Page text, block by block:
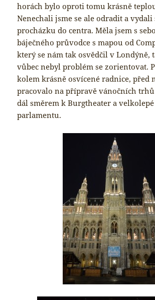
horách bylo oproti tomu krásně
Nenechali jsme se ale odradit a
procházku do centra. Měla jsem s
báječného průvodce s mapou od
který se nám tak osvědčil v Londýně,
vůbec nebyl problém se zorientovat.
kolem krásně osvícené radnice, před
pracovalo na přípravě vánočních
dál směrem k Burgtheater a
parlamentu.